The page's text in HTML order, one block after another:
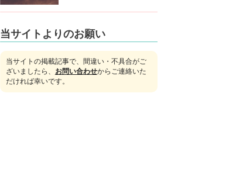
当サイトよりのお願い
当サイトの掲載記事で、間違い・不具合がご
ざいましたら、 お問い合わせからご連絡いた
だければ幸いです。